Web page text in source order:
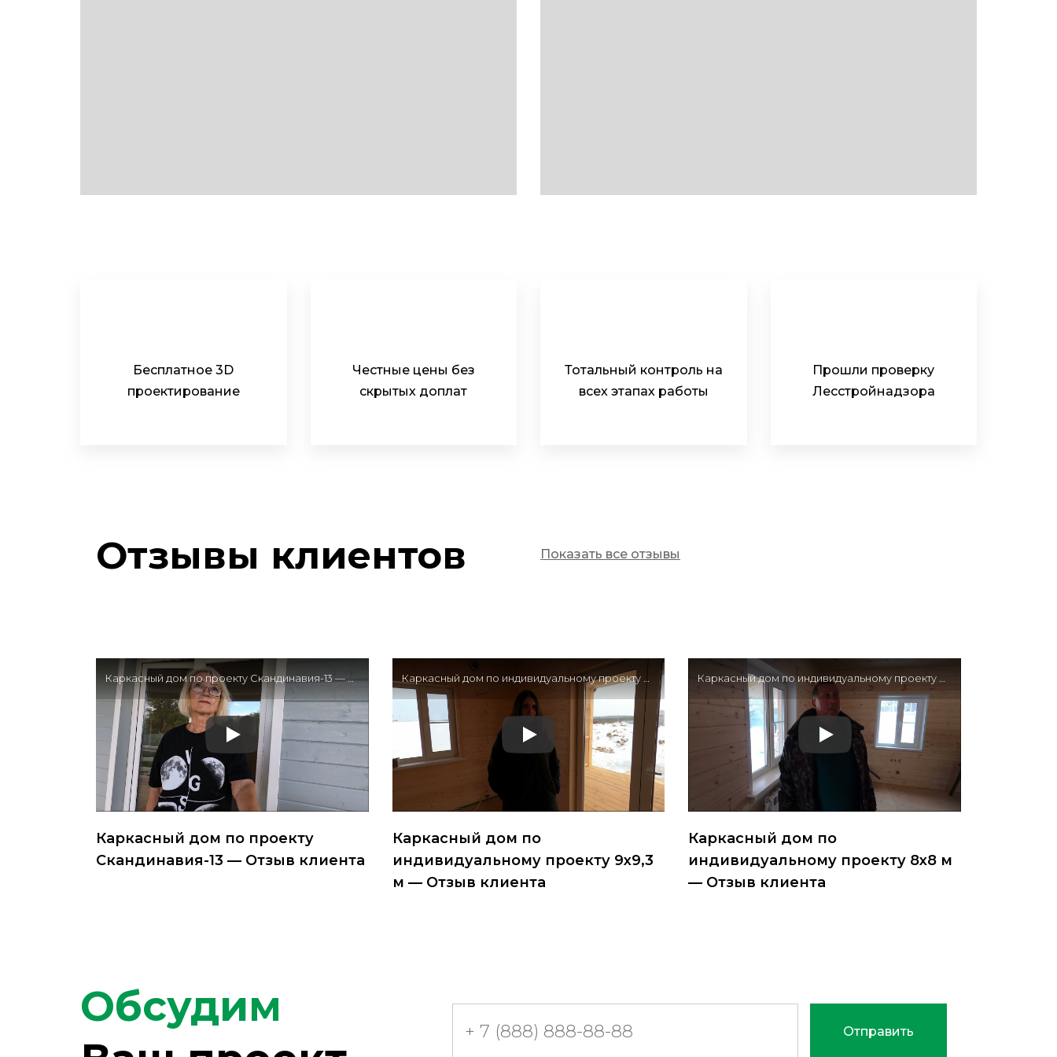
Бесплатное 3D
проектирование
Честные цены без
скрытых доплат
Тотальный контроль на
всех этапах работы
Прошли проверку
Лесстройнадзора
Отзывы клиентов Показать все отзывы
Каркасный дом по проекту Скандинавия-13 — Отзыв клиента
Каркасный дом по проекту
Скандинавия-13 — Отзыв клиента
Каркасный дом по индивидуальному проекту 9х9,3 м — Отзыв клиента
Каркасный дом по
индивидуальному проекту 9х9,3
м — Отзыв клиента
Каркасный дом по индивидуальному проекту 8х8 м — Отзыв клиента
Каркасный дом по
индивидуальному проекту 8х8 м
— Отзыв клиента
Обсудим